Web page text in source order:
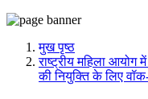
मुख पृष्ठ
राष्ट्रीय महिला
की नियुक्ति के लिए